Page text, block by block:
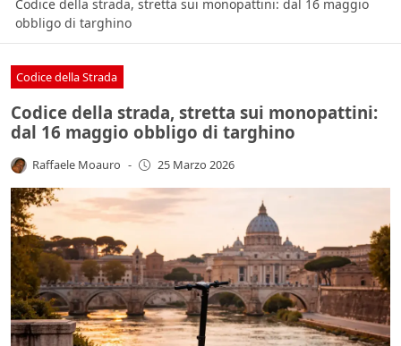
Codice della strada, stretta sui monopattini: dal 16 maggio
obbligo di targhino
Codice della Strada
Codice della strada, stretta sui monopattini:
dal 16 maggio obbligo di targhino
Raffaele Moauro - 25 Marzo 2026